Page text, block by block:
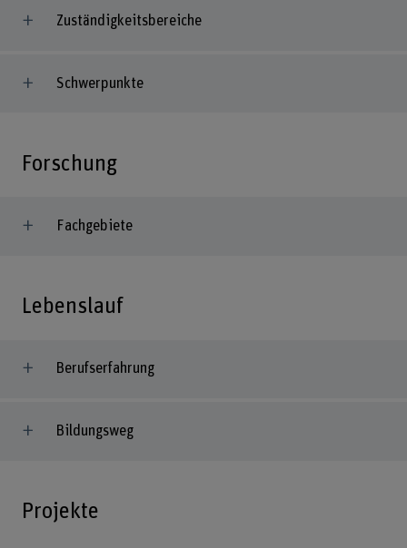
Zuständigkeitsbereiche
Schwerpunkte
Forschung
Fachgebiete
Lebenslauf
Berufserfahrung
Bildungsweg
Projekte